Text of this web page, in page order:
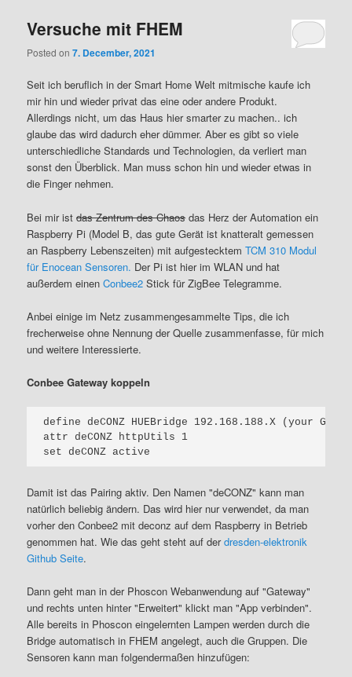
Versuche mit FHEM
Posted on7. December, 2021
Seit ich beruflich in der Smart Home Welt mitmische kaufe ich
mir hin und wieder privat das eine oder andere Produkt.
Allerdings nicht, um das Haus hier smarter zu machen.. ich
glaube das wird dadurch eher dümmer. Aber es gibt so viele
unterschiedliche Standards und Technologien, da verliert man
sonst den Überblick. Man muss schon hin und wieder etwas in
die Finger nehmen.
Bei mir istdas Zentrum des Chaos das Herz der Automation ein
Raspberry Pi (Model B, das gute Gerät ist knatteralt gemessen
an Raspberry Lebenszeiten) mit aufgestecktemTCM 310 Modul
für Enocean Sensoren. Der Pi ist hier im WLAN und hat
außerdem einenConbee2 Stick für ZigBee Telegramme.
Anbei einige im Netz zusammengesammelte Tips, die ich
frecherweise ohne Nennung der Quelle zusammenfasse, für mich
und weitere Interessierte.
Conbee Gateway koppeln
define deCONZ HUEBridge 192.168.188.X (your GW
attr deCONZ httpUtils 1
Damit ist das Pairing aktiv. Den Namen "deCONZ" kann man
natürlich beliebig ändern. Das wird hier nur verwendet, da man
vorher den Conbee2 mit deconz auf dem Raspberry in Betrieb
genommen hat. Wie das geht steht auf derdresden-elektronik
Github Seite.
Dann geht man in der Phoscon Webanwendung auf "Gateway"
und rechts unten hinter "Erweitert" klickt man "App verbinden".
Alle bereits in Phoscon eingelernten Lampen werden durch die
Bridge automatisch in FHEM angelegt, auch die Gruppen. Die
Sensoren kann man folgendermaßen hinzufügen: